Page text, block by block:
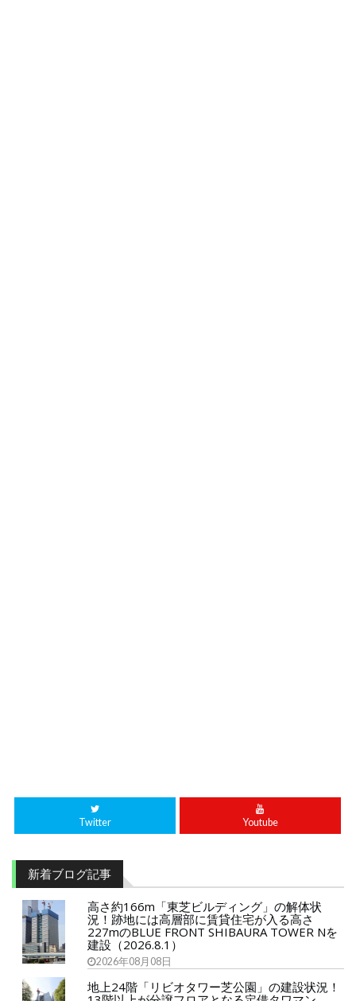
Twitter Youtube
新着ブログ記事
高さ約166m「東芝ビルディング」の解体状
況！跡地には高層部に賃貸住宅が入る高さ
227mのBLUE FRONT SHIBAURA TOWER Nを
建設（2026.8.1）
2026年08月08日
地上24階「リビオタワー芝公園」の建設状況！